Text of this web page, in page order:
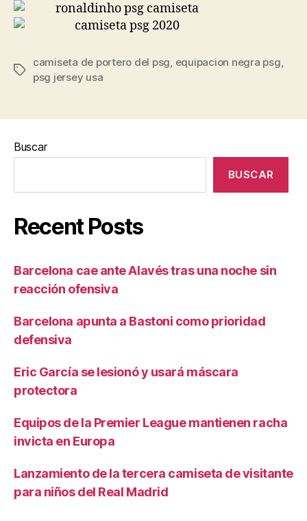
Etiquetas
camiseta de portero del psg, equipacion negra psg,
psg jersey usa
Buscar
BUSCAR
Recent Posts
Barcelona cae ante Alavés tras una noche sin
reacción ofensiva
Barcelona apunta a Bastoni como prioridad
defensiva
Eric García se lesionó y usará máscara
protectora
Equipos de la Premier League mantienen racha
invicta en Europa
Lanzamiento de la tercera camiseta de visitante
para niños del Real Madrid